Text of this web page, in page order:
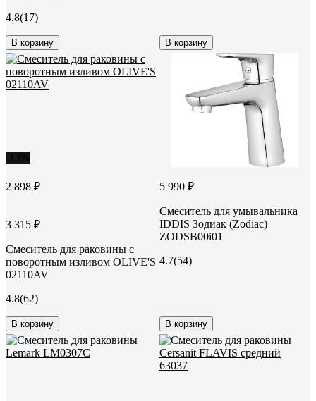
4.8(17)
В корзину В корзину
2 898 ₽
3 315 ₽
Смеситель для раковины с
поворотным изливом OLIVE'S
02110AV
4.8(62)
В корзину
5 990 ₽
Смеситель для умывальника
IDDIS Зодиак (Zodiac)
ZODSB00i01
4.7(54)
В корзину